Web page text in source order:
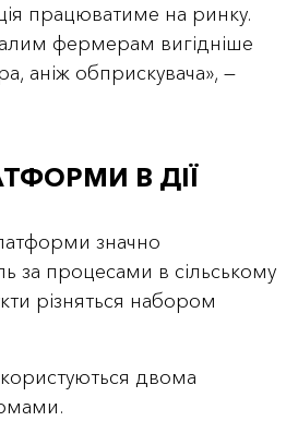
працюватиме на ринку.
фермерам вигідніше
аніж обприскувача», —
В ДІЇ
значно
за процесами в сільському
різняться набором
двома